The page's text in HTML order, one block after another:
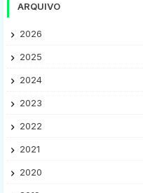
ARQUIVO
2026
2025
2024
2023
2022
2021
2020